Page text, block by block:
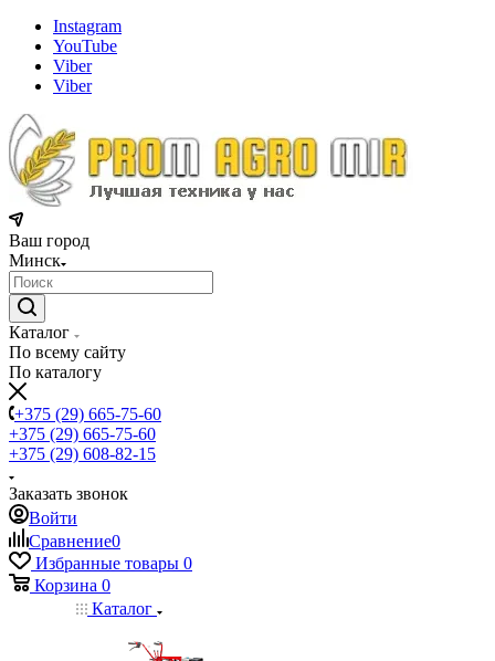
Instagram
YouTube
Viber
Viber
Ваш город
Минск
Каталог
По всему сайту
По каталогу
+375 (29) 665-75-60
+375 (29) 665-75-60
+375 (29) 608-82-15
Заказать звонок
Войти
Сравнение0
Избранные товары 0
Корзина 0
Каталог